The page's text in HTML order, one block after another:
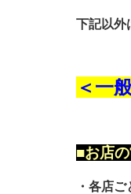
下記以外
＜一
■お店
・各店